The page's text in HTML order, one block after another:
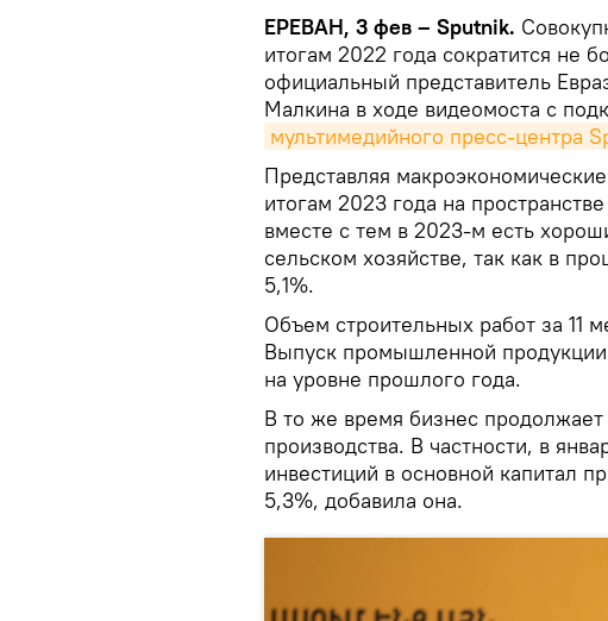
ЕРЕВАН, 3 фев – Sputnik.
итогам 2022 года сократится не
официальный представитель
Малкина в ходе видеомоста с
мультимедийного пресс-центра
Представляя
итогам 2023 года на
вместе с тем в 2023-м есть
сельском хозяйстве, так как в
5,1%.
Объем строительных работ за 11
Выпуск промышленной
на уровне прошлого года.
В то же время бизнес
производства. В частности, в
инвестиций в основной капитал
5,3%, добавила она.